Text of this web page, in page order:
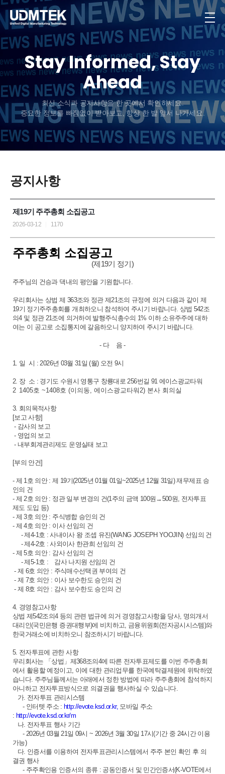
Stay Informed, Stay
Ahead
최신 소식과 공지사항을 한 곳에서 확인하세요.
중요한 정보를 빠짐없이 받아보고, 항상 한 발 앞서 나가세요.
공지사항
제19기 주주총회 소집공고
2026-03-12 1170
주주총회 소집공고
(제19기 정기)
주주님의 건승과 댁내의 평안을 기원합니다.
우리회사는 상법 제 363조와 정관 제21조의 규정에 의거 다음과 같이 제
19기 정기주주총회를 개최하오니 참석하여 주시기 바랍니다. 상법 542조
의4 및 정관 21조에 의거하여 발행주식총수의 1% 이하 소유주주에 대하
여는 이 공고로 소집통지에 갈음하오니 양지하여 주시기 바랍니다.
- 다 음 -
1. 일 시 : 2026년 03월 31일 (월) 오전 9시
2. 장 소 : 경기도 수원시 영통구 창룡대로 256번길 91 에이스광교타워
2 1405호 ~1408호 (이의동, 에이스광교타워2) 본사 회의실
3. 회의목적사항
[보고 사항]
- 감사의 보고
- 영업의 보고
- 내부회계관리제도 운영실태 보고
[부의 안건]
- 제 1호 의안 : 제 19기(2025년 01월 01일~2025년 12월 31일) 재무제표 승
인의 건
- 제 2호 의안 : 정관 일부 변경의 건(1주의 금액 100원→500원, 전자투표
제도 도입 등)
- 제 3호 의안 : 주식병합 승인의 건
- 제 4호 의안 : 이사 선임의 건
- 제4-1호 : 사내이사 왕 조셉 유진(WANG JOSEPH YOOJIN) 선임의 건
- 제4-2호 : 사외이사 한관희 선임의 건
- 제 5호 의안 : 감사 선임의 건
- 제5-1호 : 감사 나지원 선임의 건
- 제 6호 의안 : 주식매수선택권 부여의 건
- 제 7호 의안 : 이사 보수한도 승인의 건
- 제 8호 의안 : 감사 보수한도 승인의 건
4. 경영참고사항
상법 제542조의4 등의 관련 법규에 의거 경영참고사항을 당사, 명의개서
대리인(국민은행 증권대행부)에 비치하고, 금융위원회(전자공시시스템)와
한국거래소에 비치하오니 참조하시기 바랍니다.
5. 전자투표에 관한 사항
우리회사는 「상법」제368조의4에 따른 전자투표제도를 이번 주주총회
에서 활용할 예정이고, 이에 대한 관리업무를 한국예탁결제원에 위탁하였
습니다. 주주님들께서는 아래에서 정한 방법에 따라 주주총회에 참석하지
아니하고 전자투표방식으로 의결권을 행사하실 수 있습니다.
가. 전자투표 관리시스템
- 인터텟 주소 : http://evote.ksd.or.kr, 모바일 주소
: http://evote.ksd.or.kr/m
나. 전자투표 행사 기간
- 2026년 03월 21일 09시 ~ 2026년 3월 30일 17시(기간 중 24시간 이용
가능)
다. 인증서를 이용하여 전자투표관리시스템에서 주주 본인 확인 후 의
결권 행사
- 주주확인용 인증서의 종류 : 공동인증서 및 민간인증서(K-VOTE에서